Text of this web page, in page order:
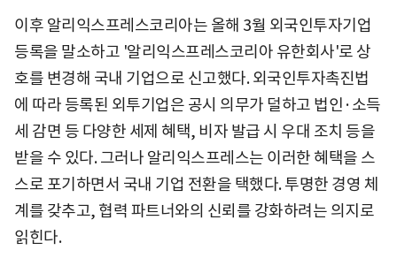
이후 알리익스프레스코리아는 올해 3월 외국인투자기업
등록을 말소하고 '알리익스프레스코리아 유한회사'로 상
호를 변경해 국내 기업으로 신고했다. 외국인투자촉진법
에 따라 등록된 외투기업은 공시 의무가 덜하고 법인·소득
세 감면 등 다양한 세제 혜택, 비자 발급 시 우대 조치 등을
받을 수 있다. 그러나 알리익스프레스는 이러한 혜택을 스
스로 포기하면서 국내 기업 전환을 택했다. 투명한 경영 체
계를 갖추고, 협력 파트너와의 신뢰를 강화하려는 의지로
읽힌다.